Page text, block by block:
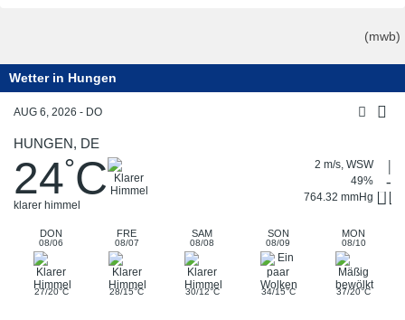
(mwb)
Wetter in Hungen
AUG 6, 2026 - DO
HUNGEN, DE
24°C
klarer himmel
2 m/s, WSW
49%
764.32 mmHg
DON
08/06
FRE
08/07
SAM
08/08
SON
08/09
MON
08/10
27/20°C 28/15°C 30/12°C 34/15°C 37/20°C